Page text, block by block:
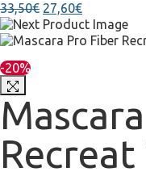
33,50€ 27,60€
-20%
Recreat